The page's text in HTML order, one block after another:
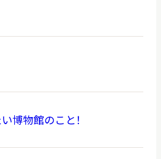
博物館のこと！